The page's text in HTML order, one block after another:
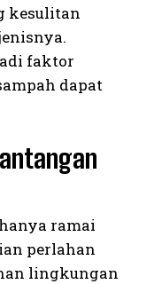
kesulitan
faktor
dapat
ramai
perlahan
lingkungan